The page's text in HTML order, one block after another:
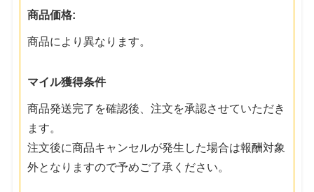
商品価格:
商品により異なります。
マイル獲得条件
商品発送完了を確認後、注文を承認させていただき
ます。
注文後に商品キャンセルが発生した場合は報酬対象
外となりますので予めご了承ください。